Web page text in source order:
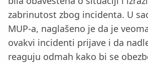
zabrinutost zbog incidenta. U
MUP-a, naglašeno je da je
ovakvi incidenti prijave i da
reaguju odmah kako bi se